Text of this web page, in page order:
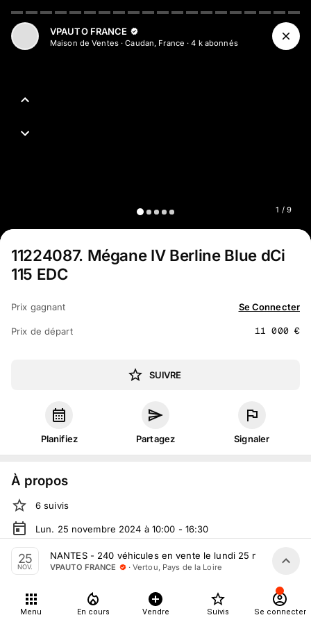
1 / 9
VPAUTO FRANCE
Maison de Ventes·Caudan, France ·4 kabonnés
11224087. Mégane IV Berline Blue dCi
115 EDC
Prix gagnant Se Connecter
Prix de départ 11 000 €
SUIVRE
Planifiez Partagez Signaler
À propos
6 suivis
Lun. 25 novembre 2024 à 10:00 - 16:30
Vente volontaireorganiséepar VPAUTO FRANCE
En salle :
Tout le monde peut participer
25
NOV.
NANTES - 240 véhicules en vente le lundi 25 novembre
VPAUTO FRANCE · Vertou, Pays de la Loire
Menu En cours Vendre Suivis Se connecter